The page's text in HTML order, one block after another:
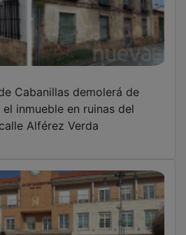
inmueble en ruinas del
Alférez Verda